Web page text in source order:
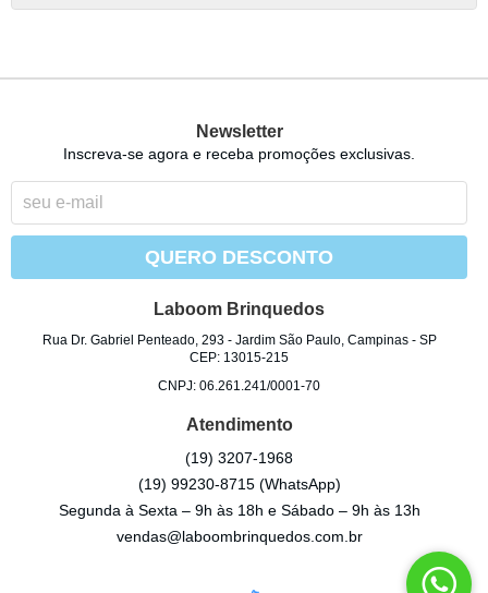
Newsletter
Inscreva-se agora e receba promoções exclusivas.
QUERO DESCONTO
Laboom Brinquedos
Rua Dr. Gabriel Penteado, 293- Jardim São Paulo, Campinas- SP
CEP: 13015-215
CNPJ: 06.261.241/0001-70
Atendimento
(19) 3207-1968
(19) 99230-8715 (WhatsApp)
Segunda à Sexta – 9h às 18h e Sábado – 9h às 13h
vendas@laboombrinquedos.com.br